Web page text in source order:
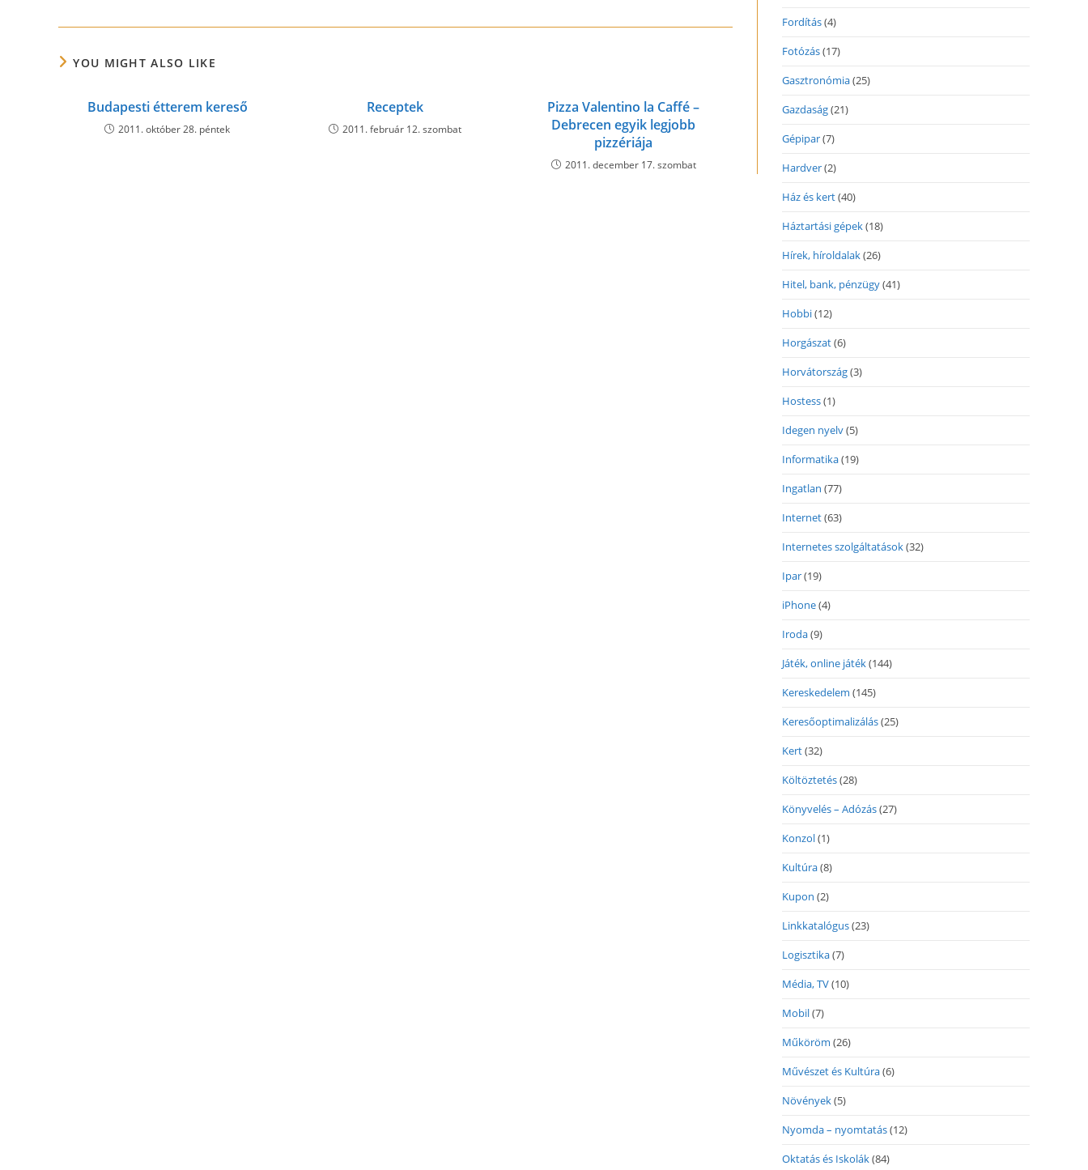
YOU MIGHT ALSO LIKE
Budapesti étterem kereső
2011. október 28. péntek
Receptek
2011. február 12. szombat
Pizza Valentino la Caffé –
Debrecen egyik legjobb
pizzériája
2011. december 17. szombat
Fordítás(4)
Fotózás(17)
Gasztronómia(25)
Gazdaság(21)
Gépipar(7)
Hardver(2)
Ház és kert(40)
Háztartási gépek(18)
Hírek, híroldalak(26)
Hitel, bank, pénzügy(41)
Hobbi(12)
Horgászat(6)
Horvátország(3)
Hostess(1)
Idegen nyelv(5)
Informatika(19)
Ingatlan (77)
Internet(63)
Internetes szolgáltatások(32)
Ipar(19)
iPhone(4)
Iroda(9)
Játék, online játék(144)
Kereskedelem (145)
Keresőoptimalizálás(25)
Kert(32)
Költöztetés(28)
Könyvelés – Adózás(27)
Konzol(1)
Kultúra(8)
Kupon (2)
Linkkatalógus(23)
Logisztika(7)
Média, TV(10)
Mobil(7)
Műköröm (26)
Művészet és Kultúra(6)
Növények(5)
Nyomda – nyomtatás(12)
Oktatás és Iskolák(84)